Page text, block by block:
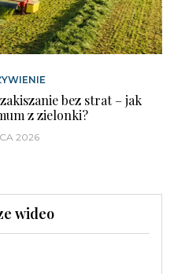
bez strat – jak
z zielonki?
2026
wideo